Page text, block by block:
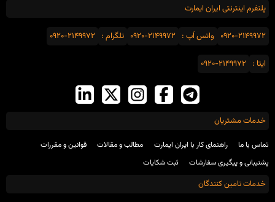
پلتفرم اینترنتی ایران ایمارت
0920-2149972 واتس اَپ : 0920-2149972 تلگرام : 0920-2149972
ایتا : 0920-2149972
خدمات مشتریان
تماس با ما راهنمای کار با ایران ایمارت مطالب و مقالات
قوانین و مقررات
پشتیبانی و پیگیری سفارشات
ثبت شکایات
خدمات تامین کنندگان